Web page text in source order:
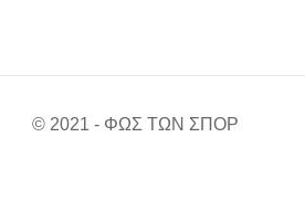
© 2021 - ΦΩΣ ΤΩΝ ΣΠΟΡ